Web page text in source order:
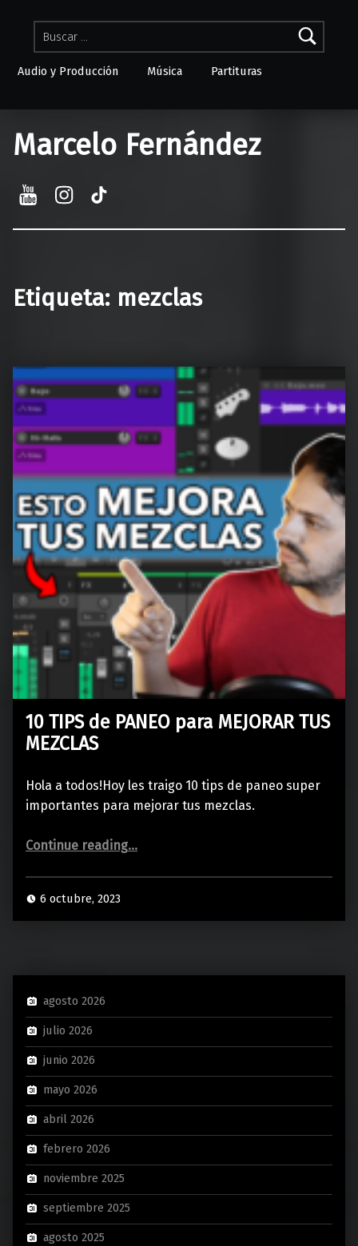
Buscar:
Audio y Producción Música Partituras
Marcelo Fernández
YouTube
Etiqueta: mezclas
10 TIPS de PANEO para MEJORAR TUS
MEZCLAS
Hola a todos!Hoy les traigo 10 tips de paneo super
importantes para mejorar tus mezclas.
Continue reading“10 TIPS de PANEO para MEJORAR TUS MEZCLAS”
…
6 octubre, 2023
agosto 2026
julio 2026
junio 2026
mayo 2026
abril 2026
febrero 2026
noviembre 2025
septiembre 2025
agosto 2025